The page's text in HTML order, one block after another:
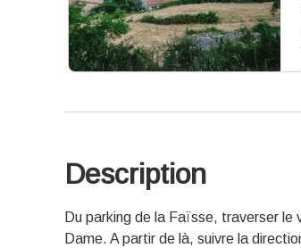
Voir l'image en plein
aux activités agricoles.
épicerie mais également des
Description
Du parking de la Faïsse, traverser le
Dame. A partir de là, suivre la